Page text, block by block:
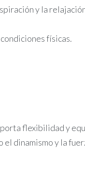
y la
físicas.
flexibilidad y
el dinamismo y la